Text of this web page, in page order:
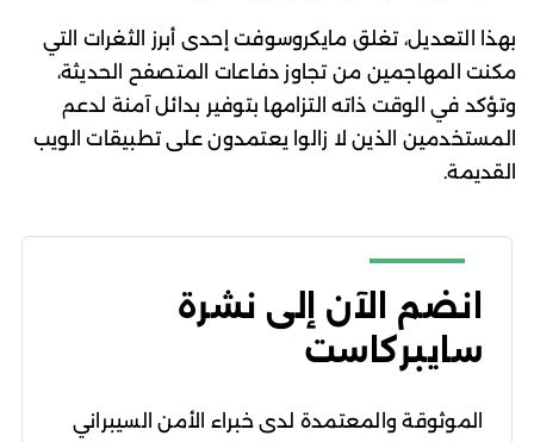
بهذا التعديل، تغلق مايكروسوفت إحدى أبرز الثغرات التي
مكنت المهاجمين من تجاوز دفاعات المتصفح الحديثة،
وتؤكد في الوقت ذاته التزامها بتوفير بدائل آمنة لدعم
المستخدمين الذين لا زالوا يعتمدون على تطبيقات الويب
القديمة.
انضم الآن إلى نشرة
سايبركاست
الموثوقة والمعتمدة لدى خبراء الأمن السيبراني